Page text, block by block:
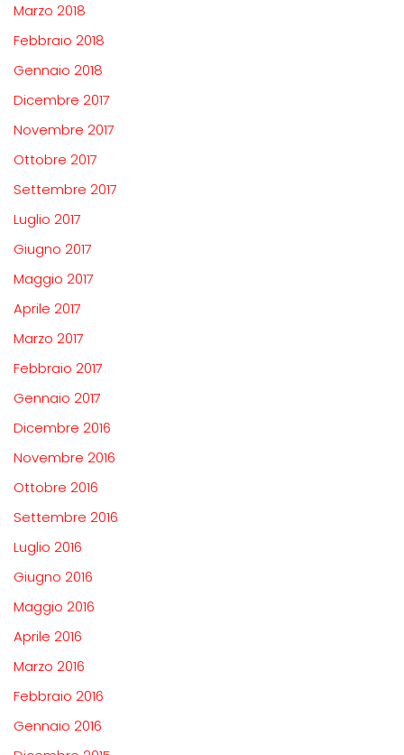
Marzo 2018
Febbraio 2018
Gennaio 2018
Dicembre 2017
Novembre 2017
Ottobre 2017
Settembre 2017
Luglio 2017
Giugno 2017
Maggio 2017
Aprile 2017
Marzo 2017
Febbraio 2017
Gennaio 2017
Dicembre 2016
Novembre 2016
Ottobre 2016
Settembre 2016
Luglio 2016
Giugno 2016
Maggio 2016
Aprile 2016
Marzo 2016
Febbraio 2016
Gennaio 2016